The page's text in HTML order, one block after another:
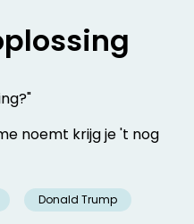
noemt krijg je 't nog
Donald Trump